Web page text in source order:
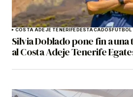
COSTA ADEJE TENERIFEDESTACADOSFÚTBOL
Silvia Doblado pone fin a
al Costa Adeje Tenerife